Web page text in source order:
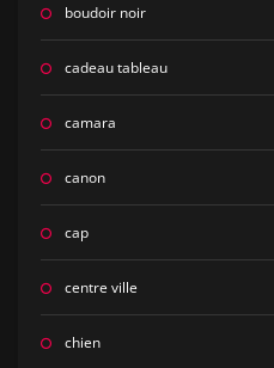
boudoir noir
cadeau tableau
camara
canon
cap
centre ville
chien